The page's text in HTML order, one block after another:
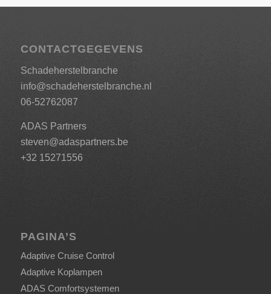
CONTACTGEGEVENS
Schadeherstelbranche
info@schadeherstelbranche.nl
06-52762087
ADAS Partners
steven@adaspartners.be
+32 15271556
PAGINA’S
Adaptive Cruise Control
Adaptive Koplampen
ADAS Comfortsystemen